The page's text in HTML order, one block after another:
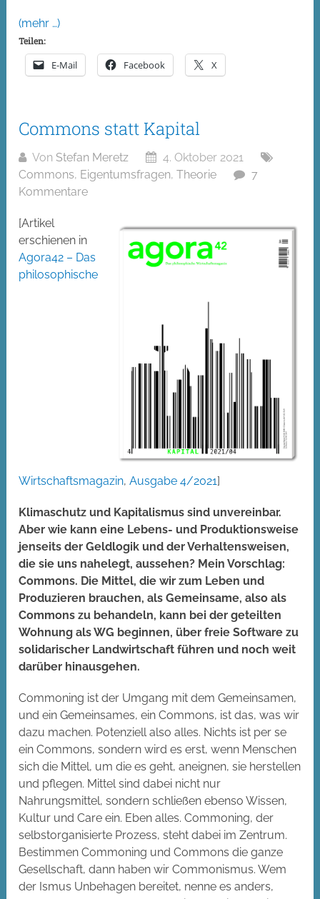
(mehr …)
Teilen:
E-Mail Facebook X
Commons statt Kapital
Von Stefan Meretz
4. Oktober 2021
Commons, Eigentumsfragen,Theorie
7
Kommentare
[Artikel
erschienen in
Agora42 – Das
philosophische
Wirtschaftsmagazin,Ausgabe 4/2021]
Klimaschutz und Kapitalismus sind unvereinbar.
Aber wie kann eine Lebens- und Produktionsweise
jenseits der Geldlogik und der Verhaltensweisen,
die sie uns nahelegt, aussehen? Mein Vorschlag:
Commons. Die Mittel, die wir zum Leben und
Produzieren brauchen, als Gemeinsame, also als
Commons zu behandeln, kann bei der geteilten
Wohnung als WG beginnen, über freie Software zu
solidarischer Landwirtschaft führen und noch weit
darüber hinausgehen.
Commoning ist der Umgang mit dem Gemeinsamen,
und ein Gemeinsames, ein Commons, ist das, was wir
dazu machen. Potenziell also alles. Nichts ist per se
ein Commons, sondern wird es erst, wenn Menschen
sich die Mittel, um die es geht, aneignen, sie herstellen
und pflegen. Mittel sind dabei nicht nur
Nahrungsmittel, sondern schließen ebenso Wissen,
Kultur und Care ein. Eben alles. Commoning, der
selbstorganisierte Prozess, steht dabei im Zentrum.
Bestimmen Commoning und Commons die ganze
Gesellschaft, dann haben wir Commonismus. Wem
der Ismus Unbehagen bereitet, nenne es anders,